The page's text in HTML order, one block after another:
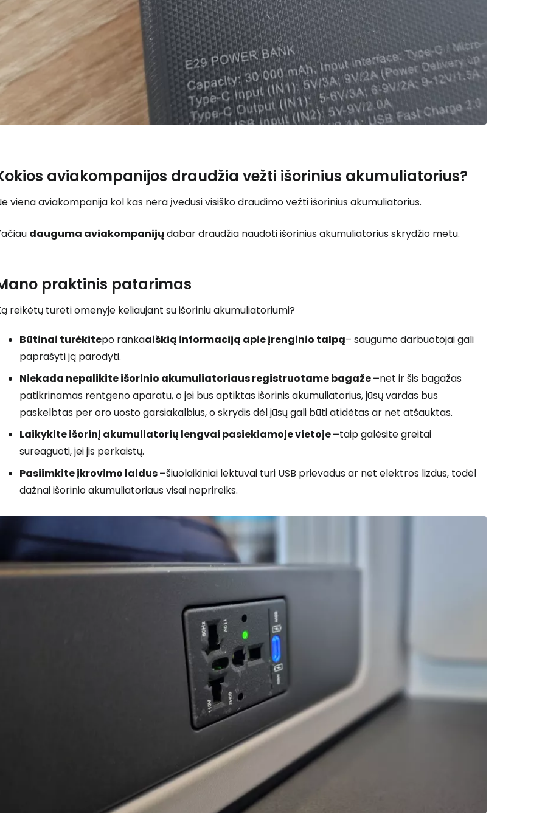
aviakompanijos draudžia vežti išorinius akumuliatorius?
viena aviakompanija kol kas nėra įvedusi visiško draudimo vežti išorinius akumuliatorius.
dauguma aviakompanijų dabar draudžia naudoti išorinius akumuliatorius skrydžio metu.
praktinis patarimas
reikėtų turėti omenyje keliaujant su išoriniu akumuliatoriumi?
Būtinai turėkitepo rankaaiškią informaciją apie įrenginio talpą– saugumo darbuotojai gali
paprašyti ją parodyti.
Niekada nepalikite išorinio akumuliatoriaus registruotame bagaže –net ir šis bagažas
patikrinamas rentgeno aparatu, o jei bus aptiktas išorinis akumuliatorius, jūsų vardas bus
paskelbtas per oro uosto garsiakalbius, o skrydis dėl jūsų gali būti atidėtas ar net atšauktas.
Laikykite išorinį akumuliatorių lengvai pasiekiamoje vietoje –taip galėsite greitai
sureaguoti, jei jis perkaistų.
Pasiimkite įkrovimo laidus –šiuolaikiniai lėktuvai turi USB prievadus ar net elektros lizdus, todėl
dažnai išorinio akumuliatoriaus visai neprireiks.